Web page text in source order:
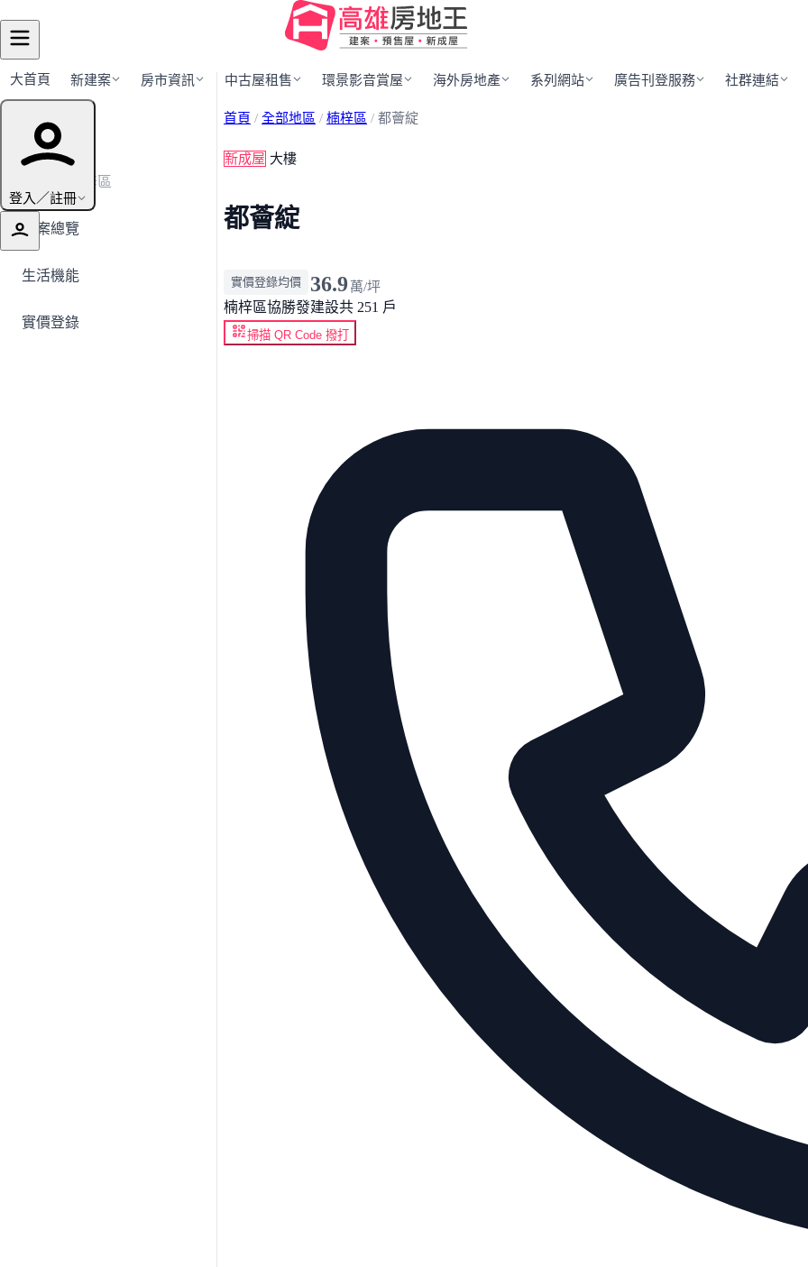
大首頁 新建案 房市資訊 中古屋租售 環景影音賞屋 海外房地產 系列網站 廣告刊登服務 社群連結
登入／註冊
建案導覽
← 返回楠梓區
建案總覽
生活機能
實價登錄
首頁 / 全部地區 / 楠梓區 / 都薈綻
新成屋 大樓
都薈綻
實價登錄均價 36.9 萬/坪
楠梓區協勝發建設共 251 戶
掃描 QR Code 撥打